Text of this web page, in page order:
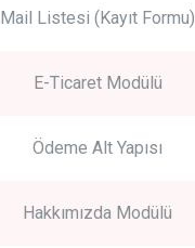
Mail Listesi (Kayıt Formu)
E-Ticaret Modülü
Ödeme Alt Yapısı
Hakkımızda Modülü